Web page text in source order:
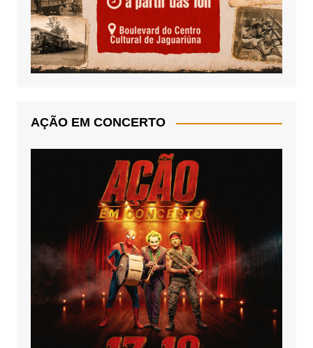
AÇÃO EM CONCERTO